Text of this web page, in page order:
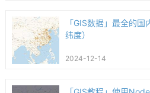
「GIS数据」最全的
纬度）
2024-12-14